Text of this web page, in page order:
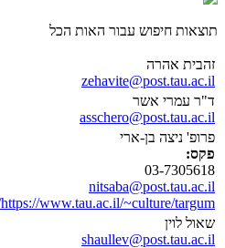
תוצאות חיפוש עבור האות הכל
זהבית אהרה
zehavite@post.tau.ac.il
ד"ר עמרי אשר
asschero@post.tau.ac.il
פרופ' ניצה בן-ארי
פקס:
03-7305618
nitsaba@post.tau.ac.il
https://www.tau.ac.il/~culture/targum/
שאול לוין
shaullev@post.tau.ac.il